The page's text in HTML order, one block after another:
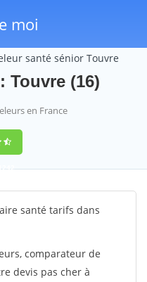
moi
santé sénior Touvre
Touvre (16)
en France
santé tarifs dans
comparateur de
devis pas cher à